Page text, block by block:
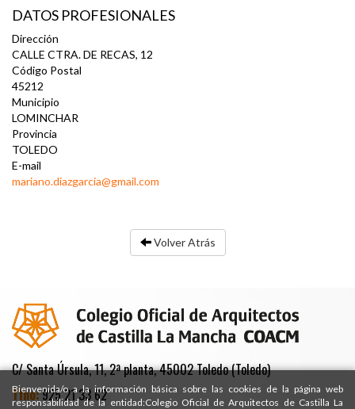
DATOS PROFESIONALES
Dirección
CALLE CTRA. DE RECAS, 12
Código Postal
45212
Municipio
LOMINCHAR
Provincia
TOLEDO
E-mail
mariano.diazgarcia@gmail.com
Volver Atrás
C/ Santa Úrsula, 11, 2ª planta, 45002 Toledo (Toledo)
Tfno:925 21 33 62
Bienvenida/o a la información básica sobre las cookies de la página web
responsabilidad de la entidad:Colegio Oficial de Arquitectos de Castilla La